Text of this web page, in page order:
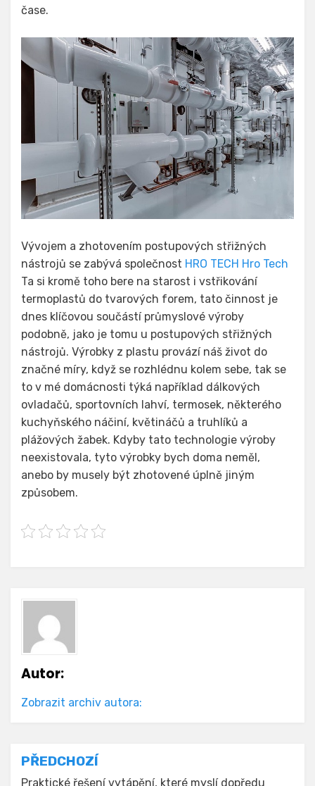
čase.
Vývojem a zhotovením postupových střižných
nástrojů se zabývá společnost HRO TECH Hro Tech
Ta si kromě toho bere na starost i vstřikování
termoplastů do tvarových forem, tato činnost je
dnes klíčovou součástí průmyslové výroby
podobně, jako je tomu u postupových střižných
nástrojů. Výrobky z plastu provází náš život do
značné míry, když se rozhlédnu kolem sebe, tak se
to v mé domácnosti týká například dálkových
ovladačů, sportovních lahví, termosek, některého
kuchyňského náčiní, květináčů a truhlíků a
plážových žabek. Kdyby tato technologie výroby
neexistovala, tyto výrobky bych doma neměl,
anebo by musely být zhotovené úplně jiným
způsobem.
Autor:
Zobrazit archiv autora:
Navigace
PŘEDCHOZÍ
Praktické řešení vytápění, které myslí dopředu